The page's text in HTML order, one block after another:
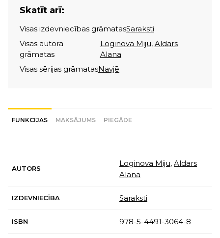
Skatīt arī:
Visas izdevniecības grāmatasSaraksti
Visas autora
grāmatas
Loginova Miju, Aldars
Alana
Visas sērijas grāmatasNavjē
FUNKCIJAS MAKSĀJUMS PIEGĀDE
AUTORS
Loginova Miju, Aldars
Alana
IZDEVNIECĪBA Saraksti
ISBN 978-5-4491-3064-8